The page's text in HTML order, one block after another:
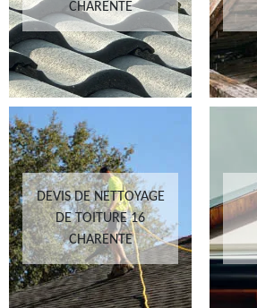
CHARENTE
DEVIS DE NETTOYAGE
DE TOITURE 16
CHARENTE